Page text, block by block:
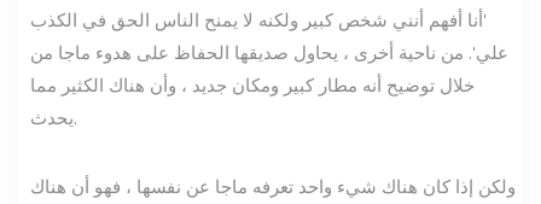
'أنا أفهم أنني شخص كبير ولكنه لا يمنح الناس الحق في الكذب
علي'. من ناحية أخرى ، يحاول صديقها الحفاظ على هدوء ماجا من
خلال توضيح أنه مطار كبير ومكان جديد ، وأن هناك الكثير مما
يحدث.
ولكن إذا كان هناك شيء واحد تعرفه ماجا عن نفسها ، فهو أن هناك